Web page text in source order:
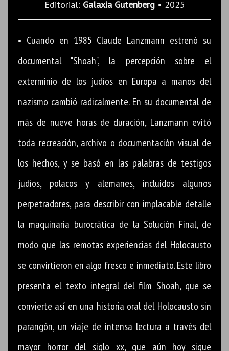
Editorial: Galaxia Gutenberg• 2025
• Cuando en 1985 Claude Lanzmann estrenó su
documental "Shoah", la percepción sobre el
exterminio de los judíos en Europa a manos del
nazismo cambió radicalmente. En su documental de
más de nueve horas de duración, Lanzmann evitó
toda recreación, archivo o documentación visual de
los hechos, y se basó en las palabras de testigos
judíos, polacos y alemanes, incluidos algunos
perpetradores, para describir con implacable detalle
la maquinaria burocrática de la Solución Final, de
modo que las remotas experiencias del Holocausto
se convirtieron en algo fresco e inmediato. Este libro
presenta el texto integral del film Shoah, que se
convierte así en una historia oral del Holocausto sin
parangón, un viaje de intensa lectura a través del
mayor horror del siglo xx, que aún hoy sigue